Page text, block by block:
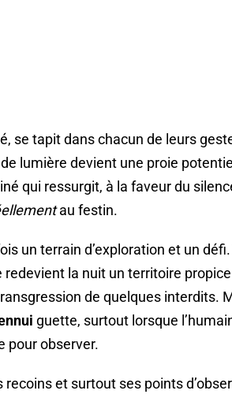
se tapit dans chacun de leurs
lumière devient une proie
qui ressurgit, à la faveur du
au festin.
un terrain d’exploration et un
redevient la nuit un territoire
de quelques interdits.
guette, surtout lorsque
pour observer.
recoins et surtout ses points